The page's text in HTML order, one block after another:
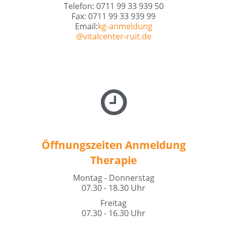
Telefon: 0711 99 33 939 50
Fax: 0711 99 33 939 99
Email:kg-anmeldung
@vitalcenter-ruit.de
Öffnungszeiten Anmeldung
Therapie
Montag - Donnerstag
07.30 - 18.30 Uhr
Freitag
07.30 - 16.30 Uhr